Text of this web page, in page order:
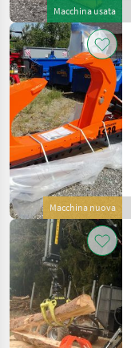
Macchina usata
Macchina nuova